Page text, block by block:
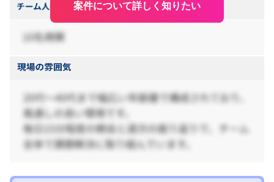
案件について詳しく知りたい